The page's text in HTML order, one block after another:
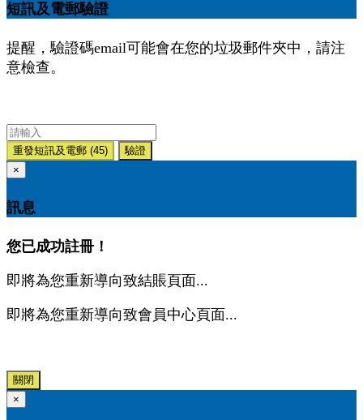
短訊及電郵驗證
提醒，驗證碼email可能會在您的垃圾郵件夾中，請注
意檢查。
重發短訊及電郵 (45)
驗證
×
訊息
您已成功註冊！
即將為您重新導向致結賬頁面...
即將為您重新導向致會員中心頁面...
關閉
×